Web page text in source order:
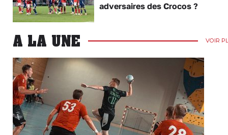
adversaires des Crocos ?
A LA UNE VOIR